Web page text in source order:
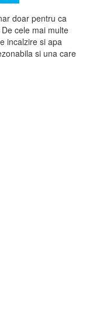
doar pentru ca
cele mai multe
incalzire si apa
si una care